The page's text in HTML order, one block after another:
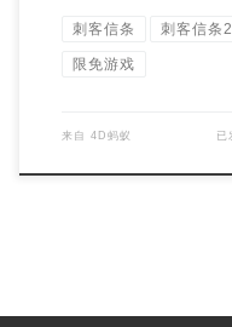
刺客信条 刺客信条2
限免游戏
来自 4D蚂蚁